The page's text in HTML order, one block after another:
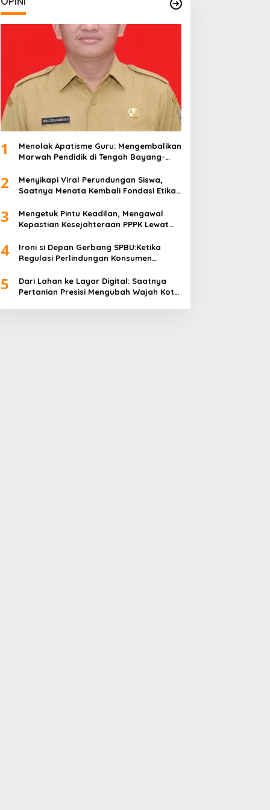
1
Menolak Apatisme Guru: Mengembalikan
Marwah Pendidik di Tengah Bayang-
2
Menyikapi Viral Perundungan Siswa,
Saatnya Menata Kembali Fondasi Etika
3
Mengetuk Pintu Keadilan, Mengawal
Kepastian Kesejahteraan PPPK Lewat
4
Ironi si Depan Gerbang SPBU:Ketika
Regulasi Perlindungan Konsumen
5
Dari Lahan ke Layar Digital: Saatnya
Pertanian Presisi Mengubah Wajah Kota